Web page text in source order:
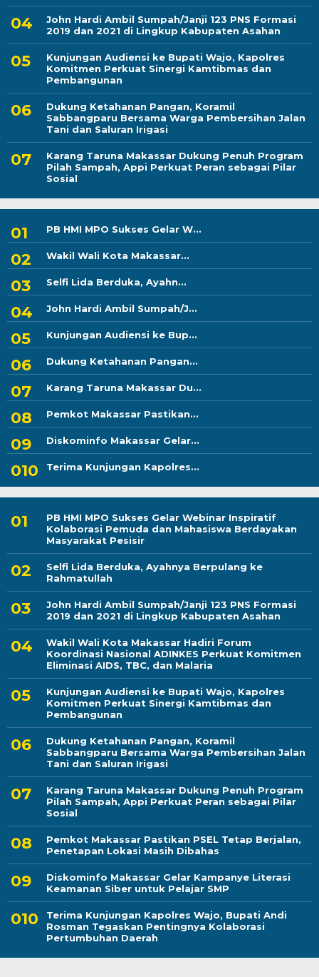
John Hardi Ambil Sumpah/Janji 123 PNS Formasi
2019 dan 2021 di Lingkup Kabupaten Asahan
Kunjungan Audiensi ke Bupati Wajo, Kapolres
Komitmen Perkuat Sinergi Kamtibmas dan
Pembangunan
Dukung Ketahanan Pangan, Koramil
Sabbangparu Bersama Warga Pembersihan Jalan
Tani dan Saluran Irigasi
Karang Taruna Makassar Dukung Penuh Program
Pilah Sampah, Appi Perkuat Peran sebagai Pilar
Sosial
PB HMI MPO Sukses Gelar W...
Wakil Wali Kota Makassar...
Selfi Lida Berduka, Ayahn...
John Hardi Ambil Sumpah/J...
Kunjungan Audiensi ke Bup...
Dukung Ketahanan Pangan...
Karang Taruna Makassar Du...
Pemkot Makassar Pastikan...
Diskominfo Makassar Gelar...
Terima Kunjungan Kapolres...
PB HMI MPO Sukses Gelar Webinar Inspiratif
Kolaborasi Pemuda dan Mahasiswa Berdayakan
Masyarakat Pesisir
Selfi Lida Berduka, Ayahnya Berpulang ke
Rahmatullah
John Hardi Ambil Sumpah/Janji 123 PNS Formasi
2019 dan 2021 di Lingkup Kabupaten Asahan
Wakil Wali Kota Makassar Hadiri Forum
Koordinasi Nasional ADINKES Perkuat Komitmen
Eliminasi AIDS, TBC, dan Malaria
Kunjungan Audiensi ke Bupati Wajo, Kapolres
Komitmen Perkuat Sinergi Kamtibmas dan
Pembangunan
Dukung Ketahanan Pangan, Koramil
Sabbangparu Bersama Warga Pembersihan Jalan
Tani dan Saluran Irigasi
Karang Taruna Makassar Dukung Penuh Program
Pilah Sampah, Appi Perkuat Peran sebagai Pilar
Sosial
Pemkot Makassar Pastikan PSEL Tetap Berjalan,
Penetapan Lokasi Masih Dibahas
Diskominfo Makassar Gelar Kampanye Literasi
Keamanan Siber untuk Pelajar SMP
Terima Kunjungan Kapolres Wajo, Bupati Andi
Rosman Tegaskan Pentingnya Kolaborasi
Pertumbuhan Daerah